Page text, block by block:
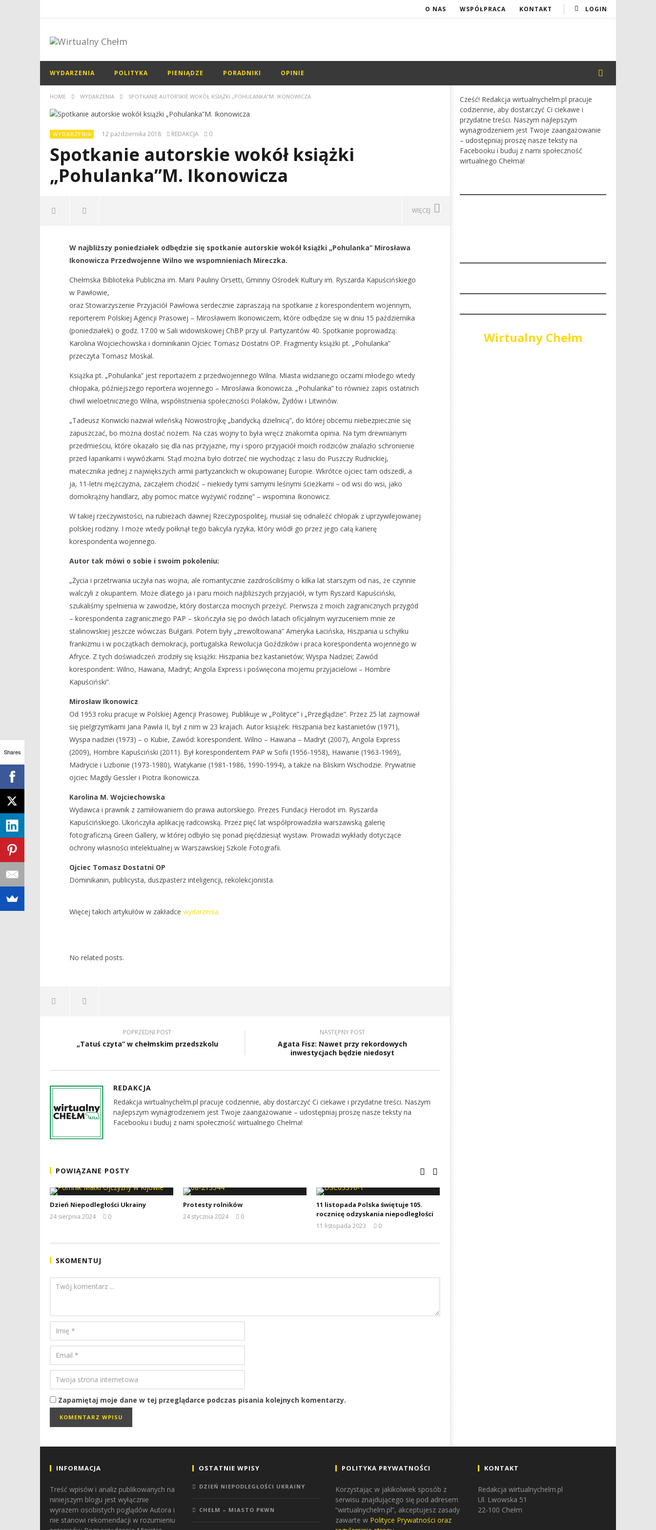
LOGIN
O NAS WSPÓŁPRACA KONTAKT
WYDARZENIA POLITYKA PIENIĄDZE PORADNIKI OPINIE
HOME WYDARZENIA SPOTKANIE AUTORSKIE WOKÓŁ KSIĄŻKI „POHULANKA”M. IKONOWICZA
WYDARZENIA 12 października 2018 REDAKCJA 0
Spotkanie autorskie wokół książki
„Pohulanka”M. Ikonowicza
WIĘCEJ
„Pohulanka”M. Ikonowicza
października
2018
Dzień Niepodległości Ukrainy
2018
Chełm – miasto PKWN
2018
Województwa Lubelskiego
2018
W najbliższy poniedziałek odbędzie się spotkanie autorskie wokół książki „Pohulanka” Mirosława
Ikonowicza Przedwojenne Wilno we wspomnieniach Mireczka.
Chełmska Biblioteka Publiczna im. Marii Pauliny Orsetti, Gminny Ośrodek Kultury im. Ryszarda Kapuścińskiego
w Pawłowie,
oraz Stowarzyszenie Przyjaciół Pawłowa serdecznie zapraszają na spotkanie z korespondentem wojennym,
reporterem Polskiej Agencji Prasowej – Mirosławem Ikonowiczem, które odbędzie się w dniu 15 października
(poniedziałek) o godz. 17.00 w Sali widowiskowej ChBP przy ul. Partyzantów 40. Spotkanie poprowadzą:
Karolina Wojciechowska i dominikanin Ojciec Tomasz Dostatni OP. Fragmenty książki pt. „Pohulanka”
przeczyta Tomasz Moskal.
Książka pt. „Pohulanka” jest reportażem z przedwojennego Wilna. Miasta widzianego oczami młodego wtedy
chłopaka, późniejszego reportera wojennego – Mirosława Ikonowicza. „Pohulanka” to również zapis ostatnich
chwil wieloetnicznego Wilna, współistnienia społeczności Polaków, Żydów i Litwinów.
„Tadeusz Konwicki nazwał wileńską Nowostrojkę „bandycką dzielnicą”, do której obcemu niebezpiecznie się
zapuszczać, bo można dostać nożem. Na czas wojny to była wręcz znakomita opinia. Na tym drewnianym
przedmieściu, które okazało się dla nas przyjazne, my i sporo przyjaciół moich rodziców znalazło schronienie
przed łapankami i wywózkami. Stąd można było dotrzeć nie wychodząc z lasu do Puszczy Rudnickiej,
matecznika jednej z największych armii partyzanckich w okupowanej Europie. Wkrótce ojciec tam odszedł, a
ja, 11-letni mężczyzna, zacząłem chodzić – niekiedy tymi samymi leśnymi ścieżkami – od wsi do wsi, jako
domokrążny handlarz, aby pomoc matce wyżywić rodzinę” – wspomina Ikonowicz.
W takiej rzeczywistości, na rubieżach dawnej Rzeczypospolitej, musiał się odnaleźć chłopak z uprzywilejowanej
polskiej rodziny. I może wtedy połknął tego bakcyla ryzyka, który wiódł go przez jego całą karierę
korespondenta wojennego.
Autor tak mówi o sobie i swoim pokoleniu:
„Życia i przetrwania uczyła nas wojna, ale romantycznie zazdrościliśmy o kilka lat starszym od nas, że czynnie
walczyli z okupantem. Może dlatego ja i paru moich najbliższych przyjaciół, w tym Ryszard Kapuściński,
szukaliśmy spełnienia w zawodzie, który dostarcza mocnych przeżyć. Pierwsza z moich zagranicznych przygód
– korespondenta zagranicznego PAP – skończyła się po dwóch latach oficjalnym wyrzuceniem mnie ze
stalinowskiej jeszcze wówczas Bułgarii. Potem były „zrewoltowana” Ameryka Łacińska, Hiszpania u schyłku
frankizmu i w początkach demokracji, portugalska Rewolucja Goździków i praca korespondenta wojennego w
Afryce. Z tych doświadczeń zrodziły się książki: Hiszpania bez kastanietów; Wyspa Nadziei; Zawód
korespondent: Wilno, Hawana, Madryt; Angola Express i poświęcona mojemu przyjacielowi – Hombre
Kapuściński”.
Mirosław Ikonowicz
Od 1953 roku pracuje w Polskiej Agencji Prasowej. Publikuje w „Polityce” i „Przeglądzie”. Przez 25 lat zajmował
się pielgrzymkami Jana Pawła II, był z nim w 23 krajach. Autor książek: Hiszpania bez kastanietów (1971),
Wyspa nadziei (1973) – o Kubie, Zawód: korespondent. Wilno – Hawana – Madryt (2007), Angola Express
(2009), Hombre Kapuściński (2011). Był korespondentem PAP w Sofii (1956-1958), Hawanie (1963-1969),
Madrycie i Lizbonie (1973-1980), Watykanie (1981-1986, 1990-1994), a także na Bliskim Wschodzie. Prywatnie
ojciec Magdy Gessler i Piotra Ikonowicza.
Karolina M. Wojciechowska
Wydawca i prawnik z zamiłowaniem do prawa autorskiego. Prezes Fundacji Herodot im. Ryszarda
Kapuścińskiego. Ukończyła aplikację radcowską. Przez pięć lat współprowadziła warszawską galerię
fotograficzną Green Gallery, w której odbyło się ponad pięćdziesiąt wystaw. Prowadzi wykłady dotyczące
ochrony własności intelektualnej w Warszawskiej Szkole Fotografii.
Ojciec Tomasz Dostatni OP
Dominikanin, publicysta, duszpasterz inteligencji, rekolekcjonista.
Więcej takich artykułów w zakładce wydarzenia.
No related posts.
POPRZEDNI POST
„Tatuś czyta” w chełmskim przedszkolu
NASTĘPNY POST
Agata Fisz: Nawet przy rekordowych
inwestycjach będzie niedosyt
REDAKCJA
Redakcja wirtualnychelm.pl pracuje codziennie, aby dostarczyć Ci ciekawe i przydatne treści. Naszym
najlepszym wynagrodzeniem jest Twoje zaangażowanie – udostępniaj proszę nasze teksty na
Facebooku i buduj z nami społeczność wirtualnego Chełma!
POWIĄZANE POSTY
Dzień Niepodległości Ukrainy
24 sierpnia 2024
0
Protesty rolników
24 stycznia 2024
0
11 listopada Polska świętuje 105.
rocznicę odzyskania niepodległości
11 listopada 2023
0
SKOMENTUJ
Zapamiętaj moje dane w tej przeglądarce podczas pisania kolejnych komentarzy.
Cześć! Redakcja wirtualnychelm.pl pracuje
codziennie, aby dostarczyć Ci ciekawe i
przydatne treści. Naszym najlepszym
wynagrodzeniem jest Twoje zaangażowanie
– udostępniaj proszę nasze teksty na
Facebooku i buduj z nami społeczność
wirtualnego Chełma!
Wirtualny Chełm
INFORMACJA
Treść wpisów i analiz publikowanych na
niniejszym blogu jest wyłącznie
wyrazem osobistych poglądów Autora i
nie stanowi rekomendacji w rozumieniu
OSTATNIE WPISY
DZIEŃ NIEPODLEGŁOŚCI UKRAINY
CHEŁM – MIASTO PKWN
POLITYKA PRYWATNOŚCI
Korzystając w jakikolwiek sposób z
serwisu znajdującego się pod adresem
“wirtualnychelm.pl”, akceptujesz zasady
zawarte w Polityce Prywatności oraz
KONTAKT
Redakcja wirtualnychelm.pl
Ul. Lwowska 51
22-100 Chełm
Shares